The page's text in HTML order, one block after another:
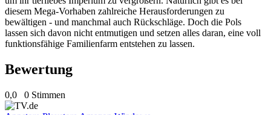
diesem Mega-Vorhaben zahlreiche Herausforderungen zu
bewältigen - und manchmal auch Rückschläge. Doch die Pols
lassen sich davon nicht entmutigen und setzen alles daran, eine voll
funktionsfähige Familienfarm entstehen zu lassen.
Bewertung
0,0 0 Stimmen